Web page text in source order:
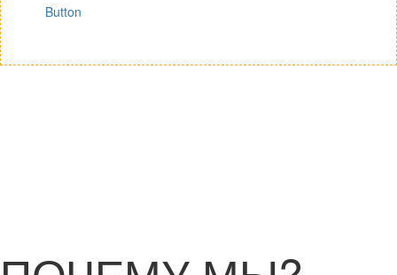
Button